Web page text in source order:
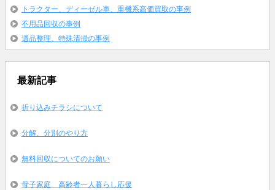
トラクター、ディーゼル車、重機系高価買取の事例
不用品回収の事例
遺品整理、特殊清掃の事例
最新記事
折り込みチラシについて
分解、分別のやり方
無料回収についてのお願い
母子家庭 高齢者一人暮らし応援